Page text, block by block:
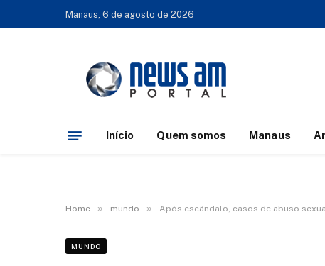
Manaus, 6 de agosto de 2026
Início Quem somos Manaus
Home » mundo » Após escândalo, casos de abuso
MUNDO